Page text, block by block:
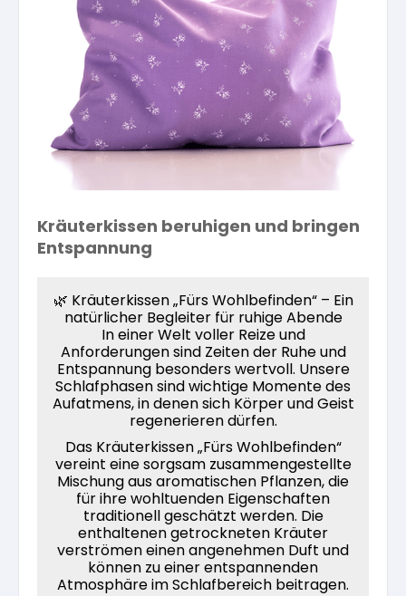
Gesundheit
Bio-Produkte
Essen & Trinken
Kräuter-Auszüge
Bücher
Vereinsgründer Pfarrer Rauscher
Veranstaltungsberichte
Seminare mit Kräuterpfarrer Benedikt
Kräuterwanderungen
Kräuterpfarrer-Zentrum
Kloster- und Kräuterladen
Unser Zentrum
Beratungsdienst
Kräutergarten
Angebote für Gruppen
Freunde der Heilkräuter
Vereinsvorstellung
Vereinsvorteile
Mitglied werden!
Unser Naturladen
Kräuterkissen beruhigen und bringen
Entspannung
🌿 Kräuterkissen „Fürs Wohlbefinden“ – Ein
natürlicher Begleiter für ruhige Abende
In einer Welt voller Reize und
Anforderungen sind Zeiten der Ruhe und
Entspannung besonders wertvoll. Unsere
Schlafphasen sind wichtige Momente des
Aufatmens, in denen sich Körper und Geist
regenerieren dürfen.
Das Kräuterkissen „Fürs Wohlbefinden“
vereint eine sorgsam zusammengestellte
Mischung aus aromatischen Pflanzen, die
für ihre wohltuenden Eigenschaften
traditionell geschätzt werden. Die
enthaltenen getrockneten Kräuter
verströmen einen angenehmen Duft und
können zu einer entspannenden
Atmosphäre im Schlafbereich beitragen.